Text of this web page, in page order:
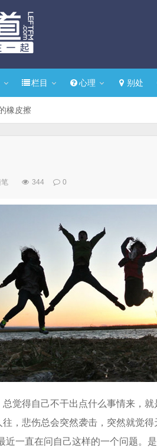
栏目 心理 别处
橡皮擦
笔 344 0
觉得自己不干出点什么事情来，
，悲伤总会突然袭击，突然就觉
近一直在问自己这样的一个问题。